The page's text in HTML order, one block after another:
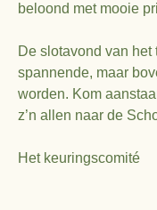
beloond met mooie
De slotavond van
spannende, maar
worden. Kom
z’n allen naar de
Het keuringscomité